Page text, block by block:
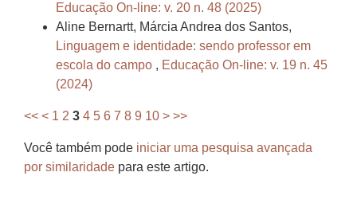
Educação On-line: v. 20 n. 48 (2025)
Aline Bernartt, Márcia Andrea dos Santos,
Linguagem e identidade: sendo professor em
escola do campo , Educação On-line: v. 19 n. 45
(2024)
<< < 1 2 3 4 5 6 7 8 9 10 > >>
Você também pode iniciar uma pesquisa avançada
por similaridade para este artigo.